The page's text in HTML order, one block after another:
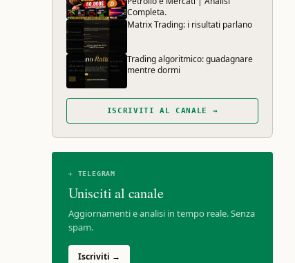
Completa.
Matrix Trading: i risultati parlano
Trading algoritmico: guadagnare
mentre dormi
ISCRIVITI AL CANALE →
✈ TELEGRAM
Unisciti al canale
Aggiornamenti e analisi in tempo reale. Senza
spam.
Iscriviti →